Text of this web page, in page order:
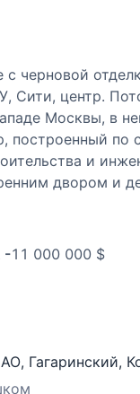
черновой
Сити, центр.
Москвы, в
построенный по
и
двором и
жильцов.
-11 000 000 $
, Гагаринский,